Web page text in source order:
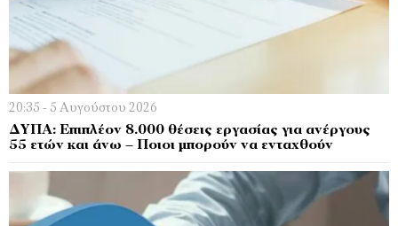
20:35 - 5 Αυγούστου 2026
ΔΥΠΑ: Επιπλέον 8.000 θέσεις εργασίας για ανέργους
55 ετών και άνω – Ποιοι μπορούν να ενταχθούν